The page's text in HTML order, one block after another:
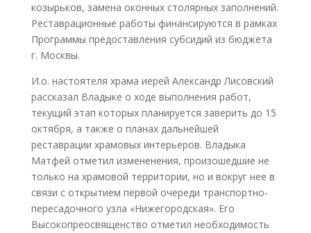
козырьков, замена оконных столярных заполнений.
Реставрационные работы финансируются в рамках
Программы предоставления субсидий из бюджета
г. Москвы.
И.о. настоятеля храма иерей Александр Лисовский
рассказал Владыке о ходе выполнения работ,
текущий этап которых планируется заверить до 15
октября, а также о планах дальнейшей
реставрации храмовых интерьеров. Владыка
Матфей отметил измененения, произошедшие не
только на храмовой территории, но и вокруг нее в
связи с открытием первой очереди транспортно-
пересадочного узла «Нижегородская». Его
Высокопреосвященство отметил необходимость